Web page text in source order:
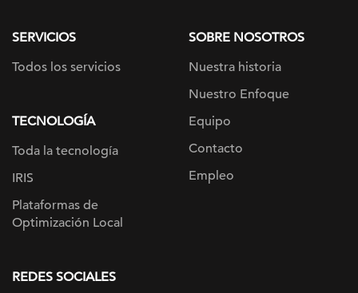
SERVICIOS
Todos los servicios
TECNOLOGÍA
Toda la tecnología
IRIS
Plataformas de
Optimización Local
SOBRE NOSOTROS
Nuestra historia
Nuestro Enfoque
Equipo
Contacto
Empleo
REDES SOCIALES